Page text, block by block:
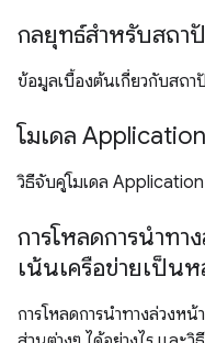
กลยุทธ์สำหรับสถา
ข้อมูลเบื้องต้นเกี่ยวกับสถา
โมเดล
วิธีจับคู่โมเดล
การโหลดการนำท
เน้นเครือข่ายเป็น
การโหลดการนำทางล่วงหน้